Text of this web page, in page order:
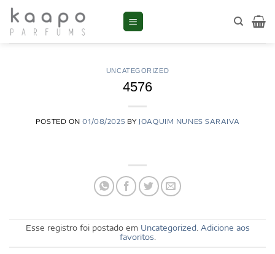
Skip
content
UNCATEGORIZED
4576
POSTED ON01/08/2025 BY JOAQUIM NUNES SARAIVA
Esse registro foi postado em Uncategorized. Adicione aos
favoritos